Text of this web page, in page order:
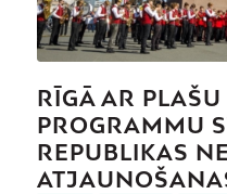
RĪGĀ AR
PROGRAMMU
REPUBLIKAS